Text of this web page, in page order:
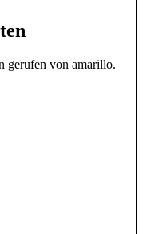
gerufen von amarillo.